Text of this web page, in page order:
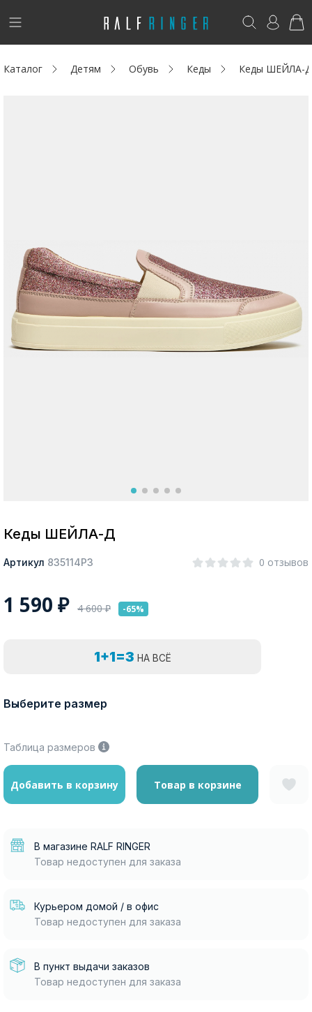
!
Новинки
Акции / Новости
Адреса магазинов
Покупателям
Возникли вопросы? - club@ralf.ru
Каталог Детям Обувь Кеды Кеды ШЕЙЛА-Д
Кеды ШЕЙЛА-Д
Артикул 835114РЗ 0 отзывов
1 590 ₽ 4 600₽ -65%
1+1=3 НА ВСЁ
Выберите размер
Таблица размеров
Добавить в корзину Товар в корзине
В магазине RALF RINGER
Товар недоступен для заказа
Курьером домой / в офис
Товар недоступен для заказа
В пункт выдачи заказов
Товар недоступен для заказа